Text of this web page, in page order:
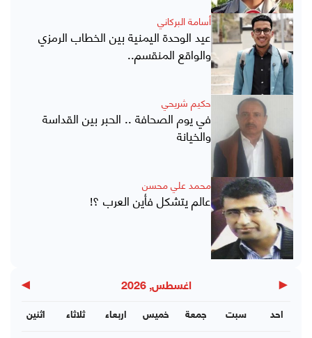
أسامة البركاني
عيد الوحدة اليمنية بين الخطاب الرمزي
والواقع المنقسم..
حكيم شريحي
في يوم الصحافة .. الحبر بين القداسة
والخيانة
محمد علي محسن
عالم يتشكل فأين العرب ؟!
◀ اغسطس, 2026 ▶
اثنين ثلاثاء اربعاء خميس جمعة سبت احد